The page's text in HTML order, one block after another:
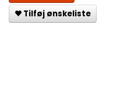
Tilføj ønskeliste